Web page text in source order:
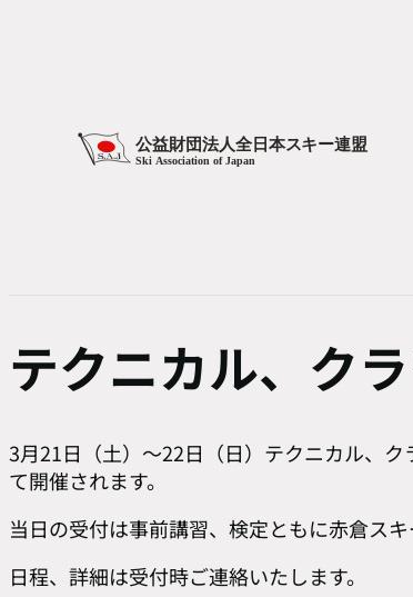
テクニカル、ク
3月21日（土）～22日（日）テクニカル、
て開催されます。
当日の受付は事前講習、検定ともに赤倉スキ
日程、詳細は受付時ご連絡いたします。